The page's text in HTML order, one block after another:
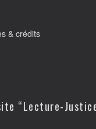
& crédits
“Lecture-